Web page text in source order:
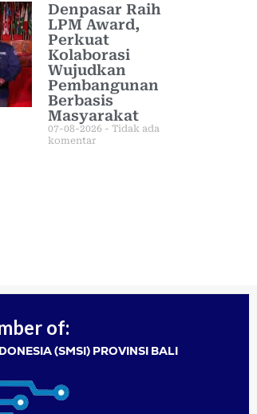
Denpasar Raih
LPM Award,
Perkuat
Kolaborasi
Wujudkan
Pembangunan
Berbasis
Masyarakat
07-08-2026
Tidak ada
komentar
of:
(SMSI) PROVINSI BALI